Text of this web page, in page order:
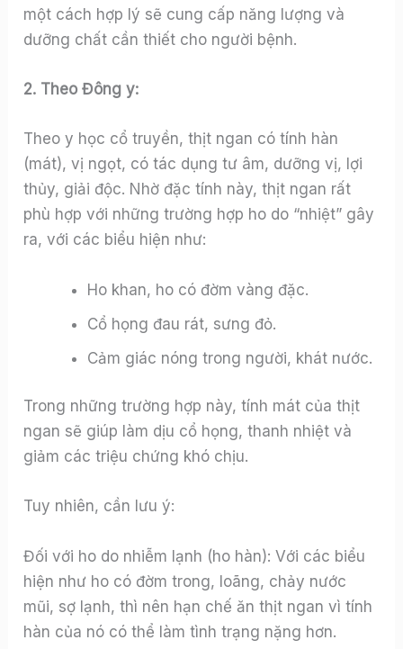
một cách hợp lý sẽ cung cấp năng lượng và
dưỡng chất cần thiết cho người bệnh.
2. Theo Đông y:
Theo y học cổ truyền, thịt ngan có tính hàn
(mát), vị ngọt, có tác dụng tư âm, dưỡng vị, lợi
thủy, giải độc. Nhờ đặc tính này, thịt ngan rất
phù hợp với những trường hợp ho do “nhiệt” gây
ra, với các biểu hiện như:
Ho khan, ho có đờm vàng đặc.
Cổ họng đau rát, sưng đỏ.
Cảm giác nóng trong người, khát nước.
Trong những trường hợp này, tính mát của thịt
ngan sẽ giúp làm dịu cổ họng, thanh nhiệt và
giảm các triệu chứng khó chịu.
Tuy nhiên, cần lưu ý:
Đối với ho do nhiễm lạnh (ho hàn): Với các biểu
hiện như ho có đờm trong, loãng, chảy nước
mũi, sợ lạnh, thì nên hạn chế ăn thịt ngan vì tính
hàn của nó có thể làm tình trạng nặng hơn.